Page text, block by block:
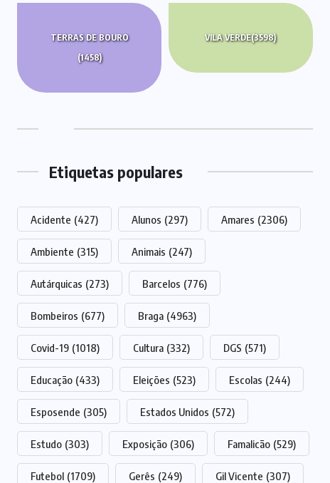
TERRAS DE BOURO
(1458)
VILA VERDE(3598)
Etiquetas populares
Acidente (427) Alunos (297) Amares (2306)
Ambiente (315) Animais (247)
Autárquicas (273) Barcelos (776)
Bombeiros (677) Braga (4963)
Covid-19 (1018) Cultura (332) DGS (571)
Educação (433) Eleições (523) Escolas (244)
Esposende (305) Estados Unidos (572)
Estudo (303) Exposição (306) Famalicão (529)
Futebol (1709) Gerês (249) Gil Vicente (307)